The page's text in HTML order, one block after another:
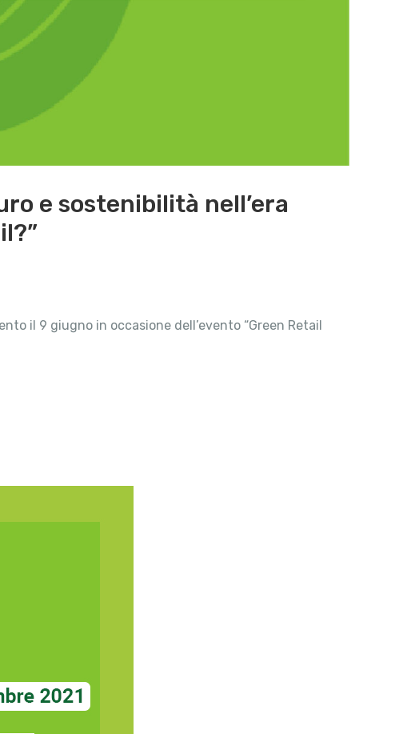
e sostenibilità nell’era
il 9 giugno in occasione dell’evento “Green Retail